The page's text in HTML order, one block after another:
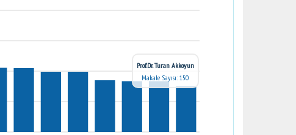
Prof.Dr. Turan Akkoyun
Makale Sayısı: 150